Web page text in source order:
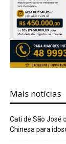
Mais notícias
Cati de São José
Chinesa para